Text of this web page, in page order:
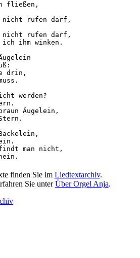
fließen,
nicht rufen darf,
nicht rufen darf,
ihm winken.
drin,
werden?
Äugelein,
findt man nicht,
finden Sie im Liedtextarchiv.
Sie unterÜber Orgel Anja.